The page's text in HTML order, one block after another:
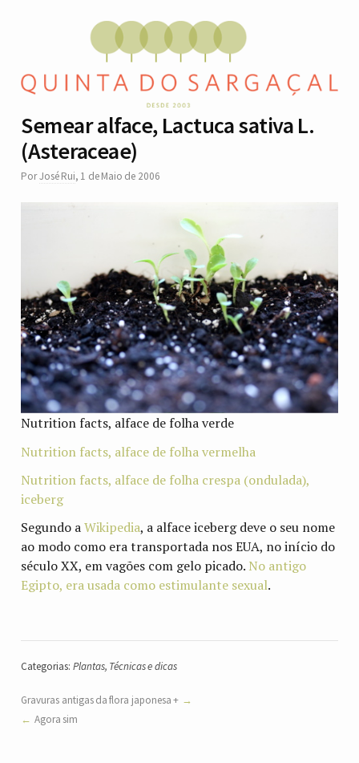
Semear alface, Lactuca sativa L.
(Asteraceae)
PorJosé Rui, 1 de Maio de 2006
Nutrition facts, alface de folha verde
Nutrition facts, alface de folha vermelha
Nutrition facts, alface de folha crespa (ondulada),
iceberg
Segundo aWikipedia, a alface iceberg deve o seu nome
ao modo como era transportada nos EUA, no início do
século XX, em vagões com gelo picado. No antigo
Egipto, era usada como estimulante sexual.
Categorias: Plantas, Técnicas e dicas
Gravuras antigas da flora japonesa +
Agora sim